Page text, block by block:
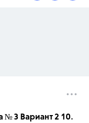
№ 3 Вариант 2 10.